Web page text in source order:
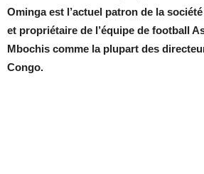
Ominga est l’actuel patron de la
et propriétaire de l’équipe de football
Mbochis comme la plupart des
Congo.